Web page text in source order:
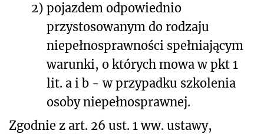
2) pojazdem odpowiednio
przystosowanym do rodzaju
niepełnosprawności spełniającym
warunki, o których mowa w pkt 1
lit. a i b - w przypadku szkolenia
osoby niepełnosprawnej.
Zgodnie z art. 26 ust. 1 ww. ustawy,